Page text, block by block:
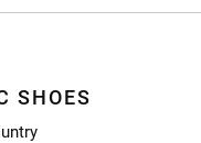
SHOES